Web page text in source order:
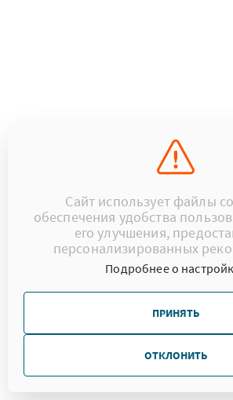
Сайт использует файлы
обеспечения удобства
его улучшения,
персонализированных
Подробнее о
ПРИНЯТЬ
ОТКЛОНИТЬ